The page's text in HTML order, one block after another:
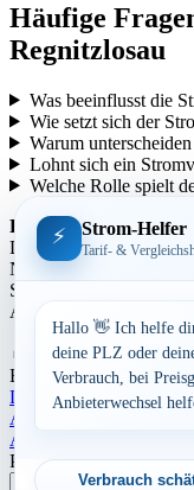
Häufige
Regnitzlosau
Was beeinflusst die
Wie setzt sich der
Warum
Lohnt sich ein
Welche Rolle spielt
Regionale Unterschiede:
Die Strompreise
Netzentgelte und
Strompreise tendenziell
Auch die
Aufrufe: 264
By
Dominik Laube23.
Landkreis Hof
Aktuelle Strompreise in
Aktuelle Strompreise in
Postleitzahl eingeben
⚡ Strom-Helfer
Tarif- &
Hallo 👋 Ich helfe
deine PLZ oder
Verbrauch, bei
Anbieterwechsel
Verbrauch